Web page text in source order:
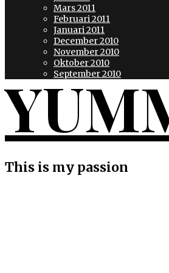
Mars 2011
Februari 2011
Januari 2011
December 2010
November 2010
Oktober 2010
September 2010
This is my passion